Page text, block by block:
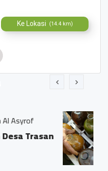
Ke Lokasi (14.4 km)
Jamu Tradisisional
Dsn. Sengon
Trasan Kec.
0.03 KM